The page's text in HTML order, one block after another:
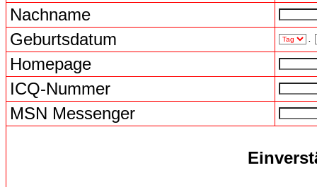
Nachname
Geburtsdatum
Homepage
ICQ-Nummer
MSN Messenger